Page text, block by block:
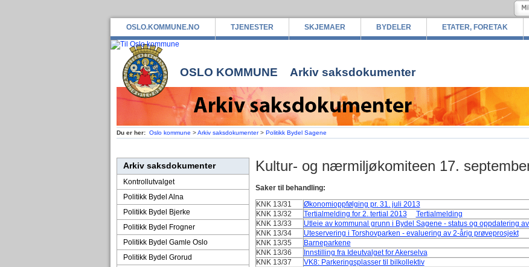
OSLO.KOMMUNE.NO TJENESTER SKJEMAER BYDELER ETATER, FORETAK
OSLO KOMMUNE Arkiv saksdokumenter
Du er her: Oslo kommune >Arkiv saksdokumenter> Politikk Bydel Sagene
Arkiv saksdokumenter
Kontrollutvalget
Politikk Bydel Alna
Politikk Bydel Bjerke
Politikk Bydel Frogner
Politikk Bydel Gamle Oslo
Politikk Bydel Grorud
Kultur- og nærmiljøkomiteen 17.
Saker til behandling:
KNK 13/31
Økonomioppfølging pr. 31. juli 2013
KNK 13/32
Tertialmelding for 2. tertial 2013
Tertialmelding
KNK 13/33
Utleie av kommunal grunn i Bydel Sagene - status og oppdatering
KNK 13/34
Uteservering i Torshovparken - evaluering av 2-årig prøveprosjekt
KNK 13/35
Barneparkene
KNK 13/36
Innstilling fra Ideutvalget for Akerselva
KNK 13/37
VK8: Parkeringsplasser til bilkollektiv